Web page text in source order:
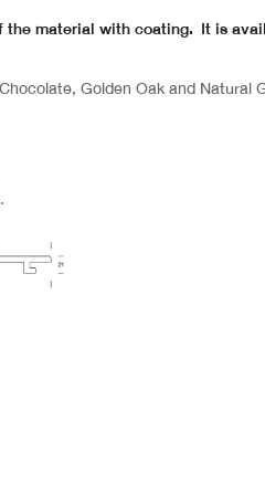
the material with coating. It is
Golden Oak and Natural